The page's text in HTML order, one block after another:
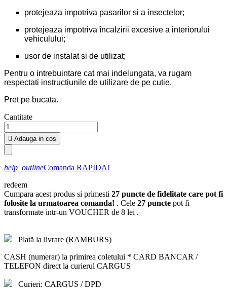
protejeaza impotriva pasarilor si a insectelor;
protejeaza impotriva încalzirii excesive a interiorului
vehiculului;
usor de instalat si de utilizat;
Pentru o intrebuintare cat mai indelungata, va rugam
respectati instructiunile de utilizare de pe cutie.
Pret pe bucata.
Cantitate
 Adauga in cos
help_outlineComanda RAPIDA!
redeem
Cumpara acest produs si primesti 27 puncte de fidelitate care pot fi
folosite la urmatoarea comanda! . Cele 27 puncte pot fi
transformate intr-un VOUCHER de 8 lei .
Plată la livrare (RAMBURS)
CASH (numerar) la primirea coletului * CARD BANCAR /
TELEFON direct la curierul CARGUS
Curieri: CARGUS / DPD